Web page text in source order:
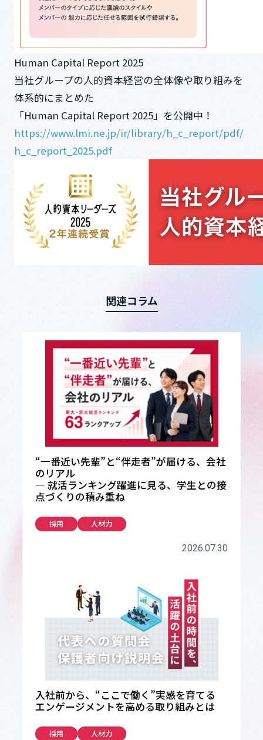
Human Capital Report 2025
当社グループの人的資本経営の全体像や取り組みを
体系的にまとめた
「Human Capital Report 2025」を公開中！
https://www.lmi.ne.jp/ir/library/h_c_report/pdf/
h_c_report_2025.pdf
関連コラム
“一番近い先輩”と“伴走者”が届ける、会社
のリアル
― 就活ランキング躍進に見る、学生との接
点づくりの積み重ね
採用 人材力
2026.07.30
入社前から、“ここで働く”実感を育てる
エンゲージメントを高める取り組みとは
採用 人材力